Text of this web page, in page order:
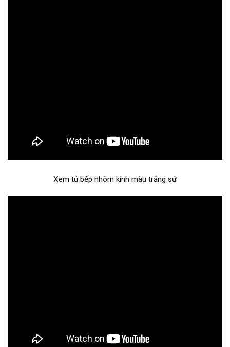
Xem tủ bếp nhôm kính màu trắng sứ